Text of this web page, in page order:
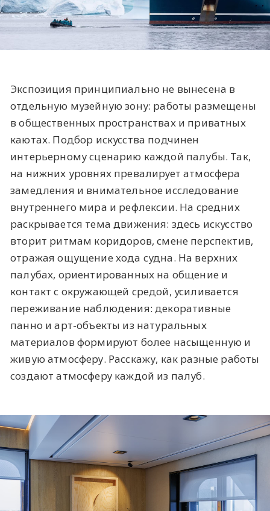
Экспозиция принципиально не вынесена в
отдельную музейную зону: работы размещены
в общественных пространствах и приватных
каютах. Подбор искусства подчинен
интерьерному сценарию каждой палубы. Так,
на нижних уровнях превалирует атмосфера
замедления и внимательное исследование
внутреннего мира и рефлексии. На средних
раскрывается тема движения: здесь искусство
вторит ритмам коридоров, смене перспектив,
отражая ощущение хода судна. На верхних
палубах, ориентированных на общение и
контакт с окружающей средой, усиливается
переживание наблюдения: декоративные
панно и арт-объекты из натуральных
материалов формируют более насыщенную и
живую атмосферу. Расскажу, как разные работы
создают атмосферу каждой из палуб.